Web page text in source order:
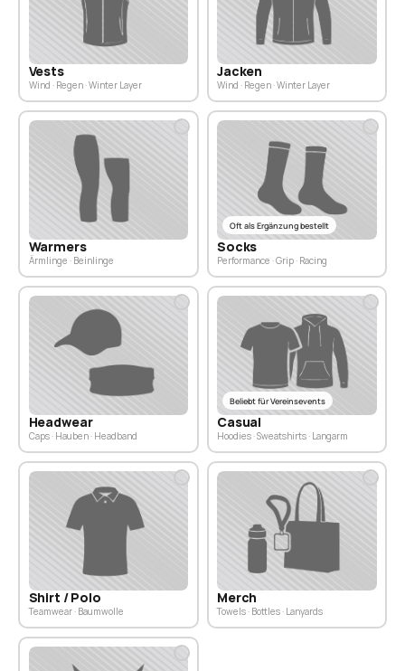
Vests
Wind · Regen · Winter Layer
Jacken
Wind · Regen · Winter Layer
Warmers
Ärmlinge · Beinlinge
Oft als Ergänzung bestellt
Socks
Performance · Grip · Racing
Headwear
Caps · Hauben · Headband
Beliebt für Vereinsevents
Casual
Hoodies · Sweatshirts · Langarm
Shirt / Polo
Teamwear · Baumwolle
Merch
Towels · Bottles · Lanyards